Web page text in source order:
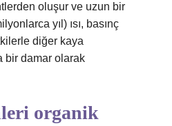
oluşur ve uzun bir
yıl) ısı, basınç
diğer kaya
bir damar olarak
organik